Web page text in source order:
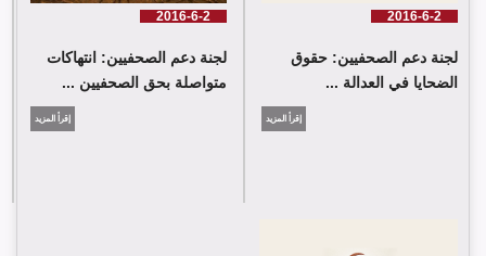
2016-6-2
لجنة دعم الصحفيين: حقوق
الضحايا في العدالة ...
إقرأ المزيد
2016-6-2
لجنة دعم الصحفيين: انتهاكات
متواصلة بحق الصحفيين ...
إقرأ المزيد